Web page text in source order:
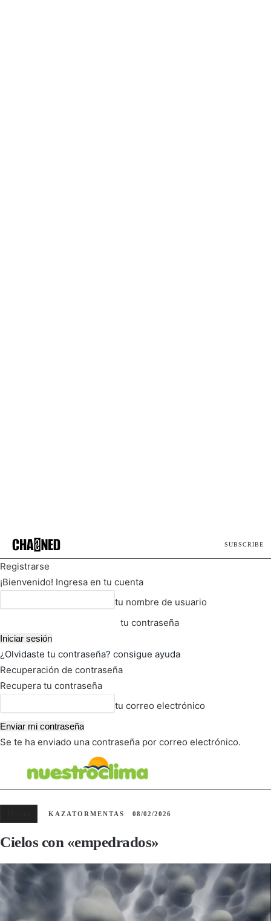
SUBSCRIBE
Registrarse
¡Bienvenido! Ingresa en tu cuenta
tu nombre de usuario
tu contraseña
¿Olvidaste tu contraseña? consigue ayuda
Recuperación de contraseña
Recupera tu contraseña
tu correo electrónico
Se te ha enviado una contraseña por correo electrónico.
KAZATORMENTAS 08/02/2026
Cielos con «empedrados»